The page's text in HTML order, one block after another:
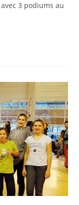
3 podiums au